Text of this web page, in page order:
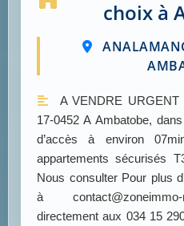
choix à
A VENDRE
17-0452 A Ambatobe,
d’accès à environ
appartements sécurisés
Nous consulter Pour plus
à
directement aux 034 15